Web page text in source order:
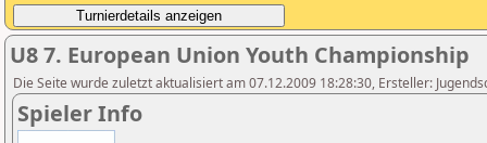
U8 7. European Union Youth Championship
Die Seite wurde zuletzt aktualisiert am 07.12.2009 18:28:30, Ersteller:
Spieler Info